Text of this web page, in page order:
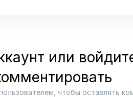
или
чтобы оставлять